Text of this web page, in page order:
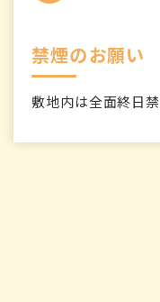
禁煙のお願い
敷地内は全面終日禁